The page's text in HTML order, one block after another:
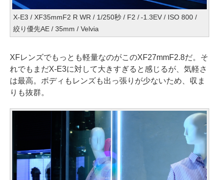
X-E3 / XF35mmF2 R WR / 1/250秒 / F2 / -1.3EV / ISO 800 /
絞り優先AE / 35mm / Velvia
XFレンズでもっとも軽量なのがこのXF27mmF2.8だ。そ
れでもまだX-E3に対して大きすぎると感じるが、気軽さ
は最高。ボディもレンズも出っ張りが少ないため、収ま
りも抜群。